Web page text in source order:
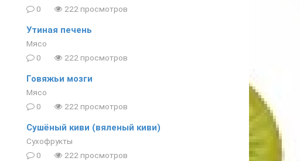
0
222 просмотров
Утиная печень
Мясо
0
222 просмотров
Говяжьи мозги
Мясо
0
222 просмотров
Сушёный киви (вяленый киви)
Сухофрукты
0
222 просмотров